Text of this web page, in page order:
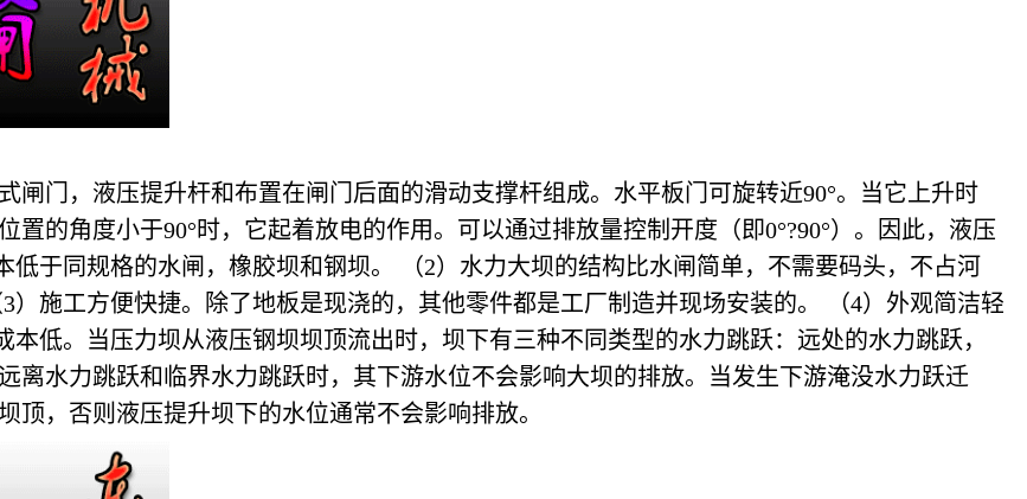
闸门，液压提升杆和布置在闸门后面的滑动支撑杆组成。水平板门可旋转近90°。当它上升时
置的角度小于90°时，它起着放电的作用。可以通过排放量控制开度（即0°?90°）。因此，液压
于同规格的水闸，橡胶坝和钢坝。 （2）水力大坝的结构比水闸简单，不需要码头，不占河
施工方便快捷。除了地板是现浇的，其他零件都是工厂制造并现场安装的。 （4）外观简洁轻
低。当压力坝从液压钢坝坝顶流出时，坝下有三种不同类型的水力跳跃：远处的水力跳跃，
离水力跳跃和临界水力跳跃时，其下游水位不会影响大坝的排放。当发生下游淹没水力跃迁
，否则液压提升坝下的水位通常不会影响排放。